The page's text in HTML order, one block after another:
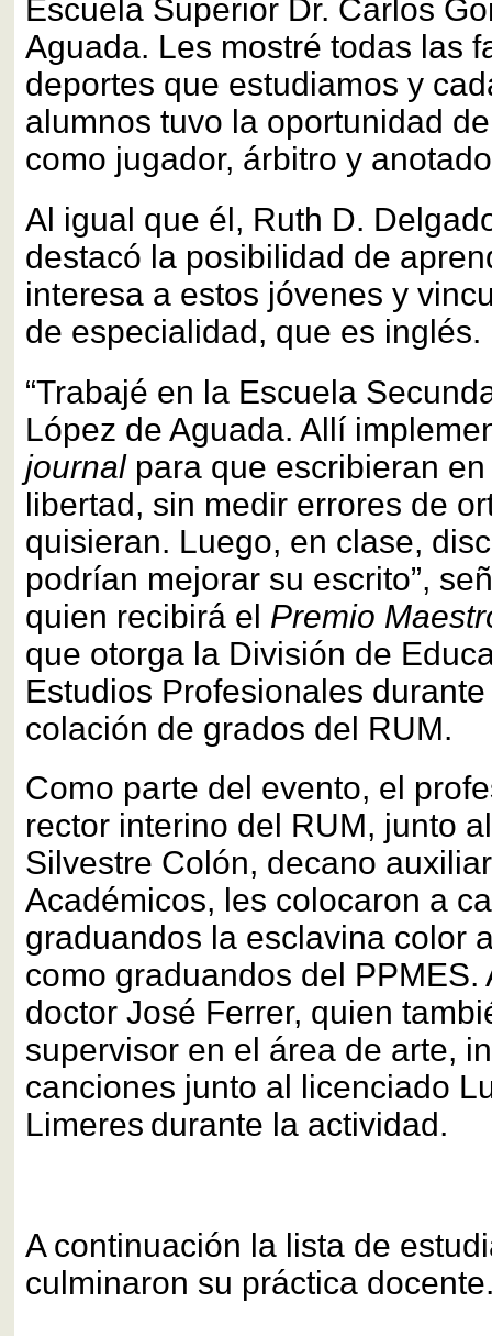
Escuela Superior Dr. Carlos
Aguada. Les mostré todas las
deportes que estudiamos y
alumnos tuvo la oportunidad
como jugador, árbitro y
Al igual que él, Ruth D.
destacó la posibilidad de
interesa a estos jóvenes y
de especialidad, que es inglés.
“Trabajé en la Escuela
López de Aguada. Allí
journalpara que escribieran
libertad, sin medir errores de
quisieran. Luego, en clase,
podrían mejorar su escrito”,
quien recibirá el Premio
que otorga la División de
Estudios Profesionales
colación de grados del RUM.
Como parte del evento, el
rector interino del RUM, junto
Silvestre Colón, decano
Académicos, les colocaron a
graduandos la esclavina color
como graduandos del PPMES.
doctor José Ferrer, quien
supervisor en el área de arte,
canciones junto al licenciado
Limeres durante la actividad.
A continuación la lista de
culminaron su práctica